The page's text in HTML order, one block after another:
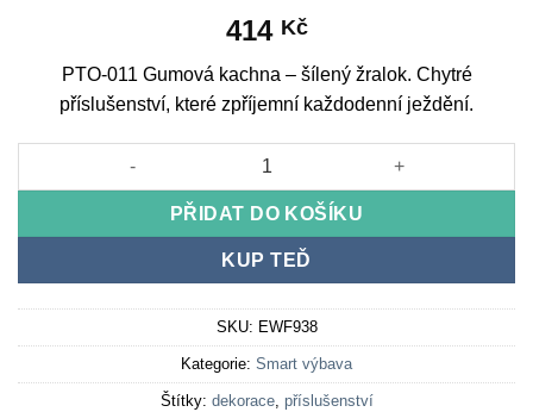
414 Kč
PTO-011 Gumová kachna – šílený žralok. Chytré
příslušenství, které zpříjemní každodenní ježdění.
PTO-011 Rubber duck – crazy shark množství
PŘIDAT DO KOŠÍKU
KUP TEĎ
SKU: EWF938
Kategorie: Smart výbava
Štítky: dekorace, příslušenství